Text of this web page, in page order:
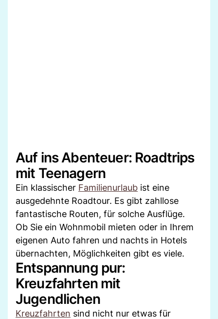
Auf ins Abenteuer: Roadtrips
mit Teenagern
Ein klassischer Familienurlaub ist eine
ausgedehnte Roadtour. Es gibt zahllose
fantastische Routen, für solche Ausflüge.
Ob Sie ein Wohnmobil mieten oder in Ihrem
eigenen Auto fahren und nachts in Hotels
übernachten, Möglichkeiten gibt es viele.
Entspannung pur:
Kreuzfahrten mit
Jugendlichen
Kreuzfahrten sind nicht nur etwas für